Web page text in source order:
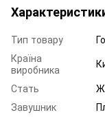
Тип товару
Країна
виробника
Стать
Завушник